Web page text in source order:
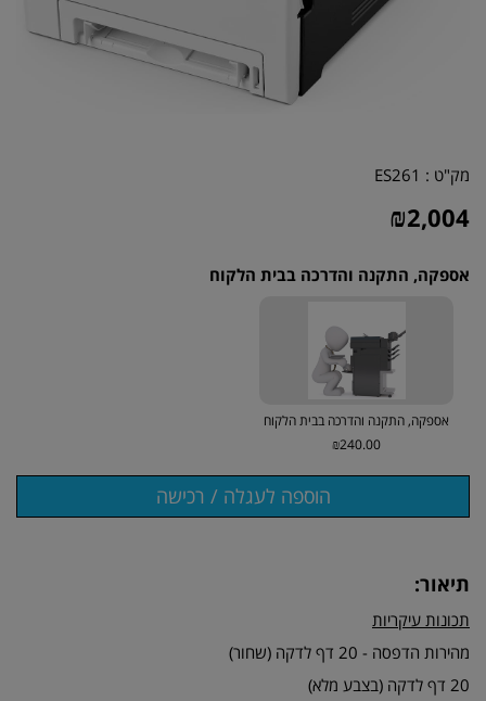
מק"ט : ES261
₪2,004
אספקה, התקנה והדרכה בבית הלקוח
אספקה, התקנה והדרכה בבית הלקוח
₪240.00
תיאור:
תכונות עיקריות
מהירות הדפסה - 20 דף לדקה (שחור)
20 דף לדקה (בצבע מלא)